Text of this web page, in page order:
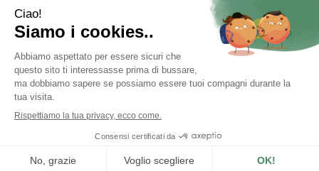
WISHLIST
ISCRIZIONE ALLA NEWSLETTER
MODALITÀ DI PAGAMENTO
INFORMATIVA PRIVACY
CONDIZIONI DI VENDITA
Farmacia Centrale Srl
Numero R.E.A.: CO327309
Powered byPrenofa Web Design